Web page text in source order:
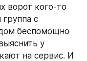
ворот кого-то
с
беспомощно
у
на сервис. И